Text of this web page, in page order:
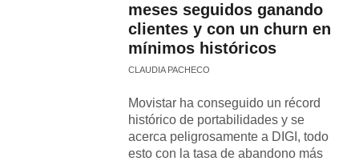
meses seguidos ganando
clientes y con un churn en
mínimos históricos
CLAUDIA PACHECO
Movistar ha conseguido un récord
histórico de portabilidades y se
acerca peligrosamente a DIGI, todo
esto con la tasa de abandono más